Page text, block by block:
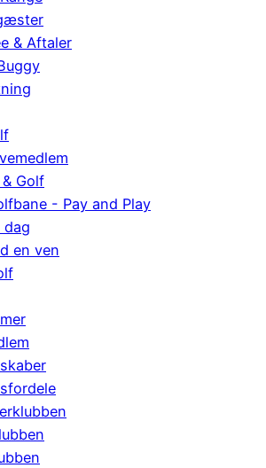
& Aftaler
Golf
- Pay and Play
dag
en ven